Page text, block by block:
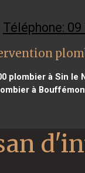
Téléphone:
plombier à Sin le
à